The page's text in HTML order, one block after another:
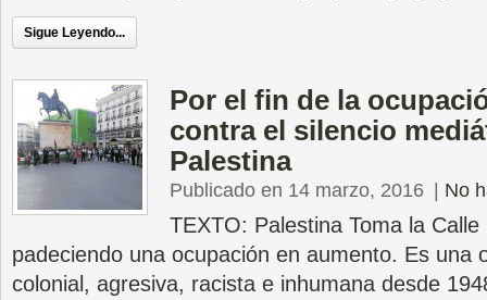
Sigue Leyendo...
Por el fin de la
contra el silencio
Palestina
Publicado en 14 marzo, 2016 No
TEXTO: Palestina Toma la
padeciendo una ocupación en aumento. Es una
colonial, agresiva, racista e inhumana desde